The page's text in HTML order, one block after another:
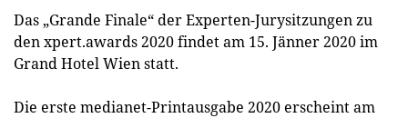
Das „Grande Finale“ der Experten-Jurysitzungen zu
den xpert.awards 2020 findet am 15. Jänner 2020 im
Grand Hotel Wien statt.
Die erste medianet-Printausgabe 2020 erscheint am